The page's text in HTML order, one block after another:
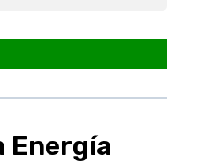
Energía